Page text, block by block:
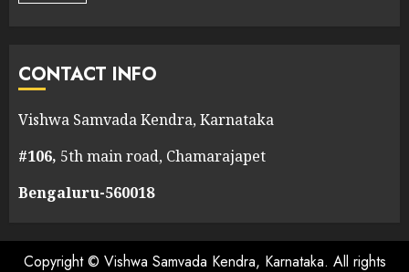
CONTACT INFO
Vishwa Samvada Kendra, Karnataka
#106, 5th main road, Chamarajapet
Bengaluru-560018
Copyright © Vishwa Samvada Kendra, Karnataka. All rights